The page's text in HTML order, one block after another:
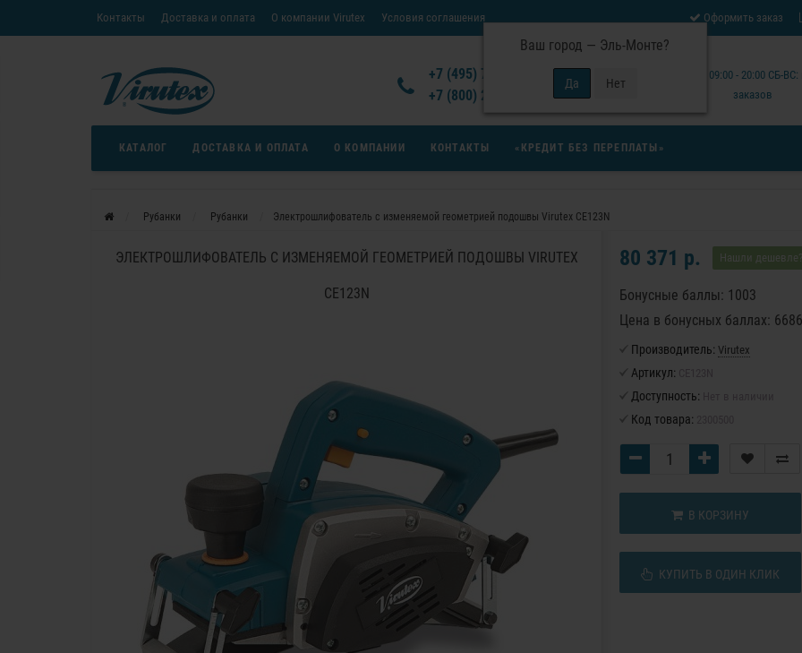
Условия соглашения
О компании Virutex
Доставка и оплата
Контакты
Условия возврата товара
Ваш город — Эль-Монте?
Оформить заказ
+7 (495) 777-14-94
+7 (800) 200-15-94
Будни: 09:00 - 20:00 СБ-
заказов
КАТАЛОГ ДОСТАВКА И ОПЛАТА О КОМПАНИИ КОНТАКТЫ «КРЕДИТ БЕЗ ПЕРЕПЛАТЫ»
Рубанки Рубанки Электрошлифователь с изменяемой геометрией подошвы Virutex CE123N
ЭЛЕКТРОШЛИФОВАТЕЛЬ С ИЗМЕНЯЕМОЙ ГЕОМЕТРИЕЙ ПОДОШВЫ VIRUTEX
CE123N
80 371 р. Нашли дешевле?
Бонусные баллы: 1003
Цена в бонусных баллах:
Производитель: Virutex
Артикул:
Доступность:
Код товара:
В КОРЗИНУ
КУПИТЬ В ОДИН КЛИК